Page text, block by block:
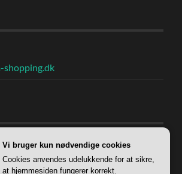
shopping.dk
Indlæg
Vi bruger kun nødvendige cookies
Cookies anvendes udelukkende for at sikre,
at hjemmesiden fungerer korrekt.